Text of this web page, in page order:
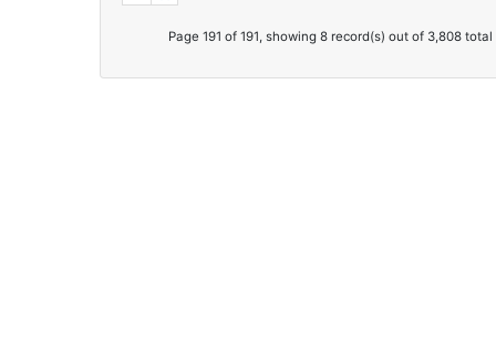
Page 191 of 191, showing 8 record(s) out of 3,808 total